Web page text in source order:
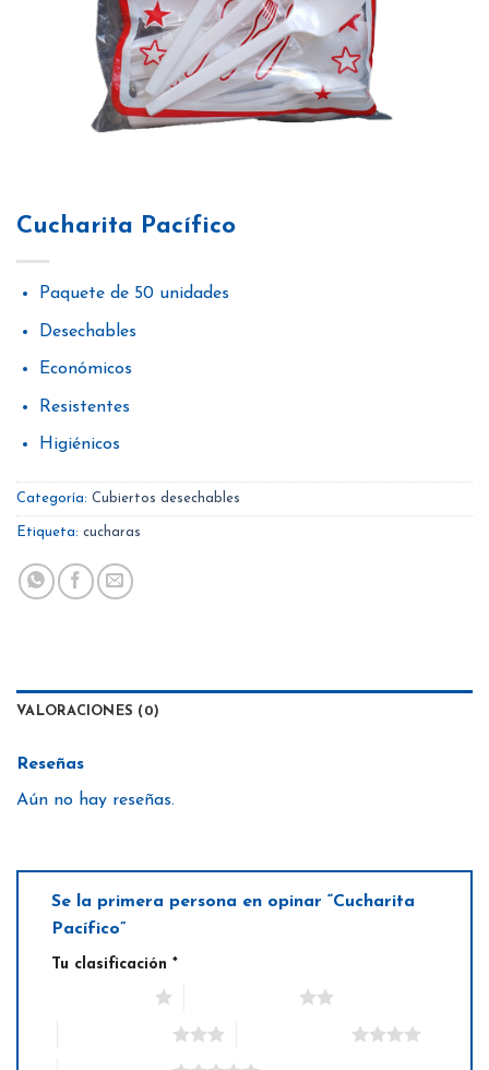
Cucharita Pacífico
Paquete de 50 unidades
Desechables
Económicos
Resistentes
Higiénicos
Categoría: Cubiertos desechables
Etiqueta: cucharas
VALORACIONES (0)
Reseñas
Aún no hay reseñas.
Se la primera persona en opinar “Cucharita
Pacífico”
Tu clasificación *